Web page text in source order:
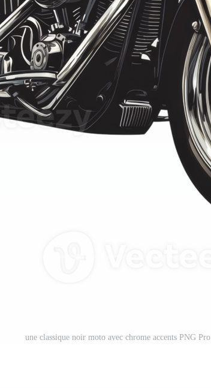
une classique noir moto avec chrome accents PNG Pro